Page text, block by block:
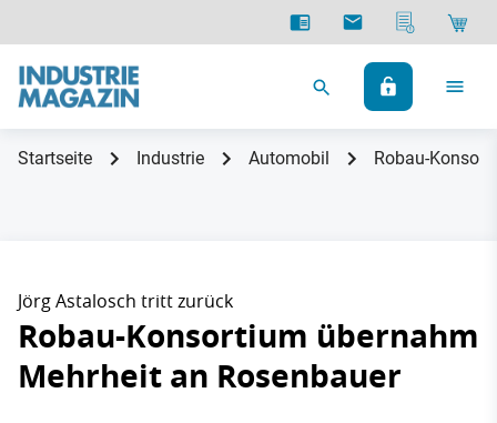
Startseite Industrie Automobil Robau-
Jörg Astalosch tritt zurück
Robau-Konsortium übernahm
Mehrheit an Rosenbauer